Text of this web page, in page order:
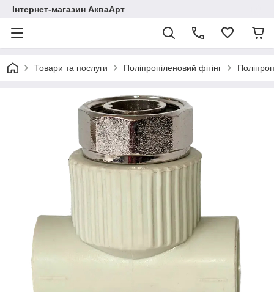
Інтернет-магазин АкваАрт
Товари та послуги Поліпропіленовий фітінг